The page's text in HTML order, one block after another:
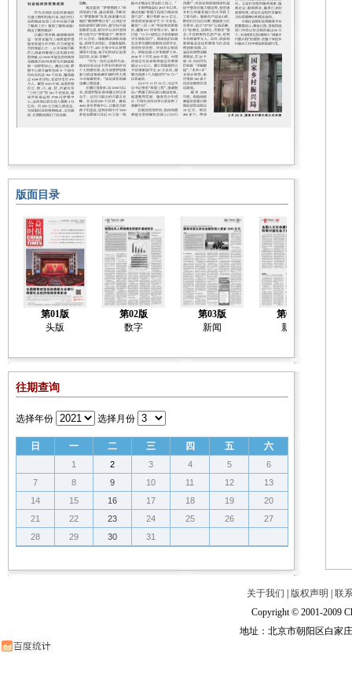
版面目录
第01版
头版
第02版
数字
第03版
新闻
第04版
新闻
往期查询
选择年份 选择月份
日 一 二 三 四 五 六
1 2 3 4 5
6
7
8 9 10 11 12
13
14
15 16 17 18 19
20
21
22 23 24 25 26
27
28
29 30 31
关于我们 版权声明
联
Copyright © 2001-2009
地址：北京市朝阳区白家